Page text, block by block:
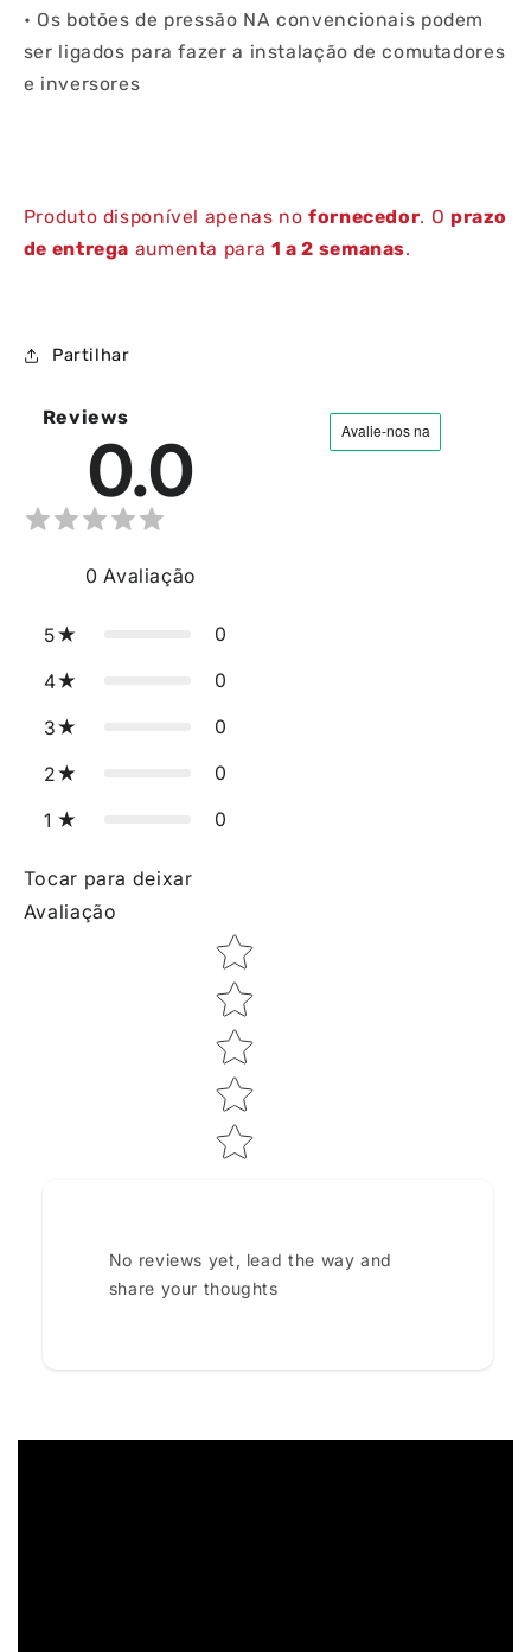
• Os botões de pressão NA convencionais podem
ser ligados para fazer a instalação de comutadores
e inversores
Produto disponível apenas nofornecedor. O prazo
de entrega aumenta para 1 a 2 semanas.
Partilhar
Reviews
0.0
0 Avaliação
5 0
4 0
3 0
2 0
1 0
Tocar para deixar
Avaliação
Star rating
No reviews yet, lead the way and
share your thoughts